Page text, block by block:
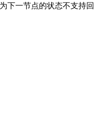
下一节点的状态不支持回